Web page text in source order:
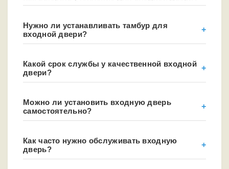
Нужно ли устанавливать тамбур для
входной двери?
Какой срок службы у качественной входной
двери?
Можно ли установить входную дверь
самостоятельно?
Как часто нужно обслуживать входную
дверь?